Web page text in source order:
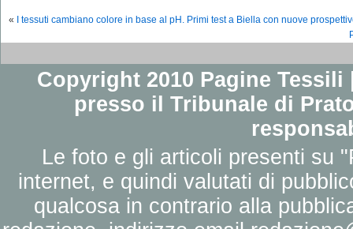
«
I tessuti cambiano colore in base al pH. Primi test a Biella con nuove
Copyright 2010 Pagine
presso il Tribunale di
Le foto e gli articoli presenti su
internet, e quindi valutati di
qualcosa in contrario alla